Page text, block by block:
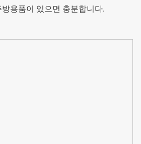
용품이 있으면 충분합니다.